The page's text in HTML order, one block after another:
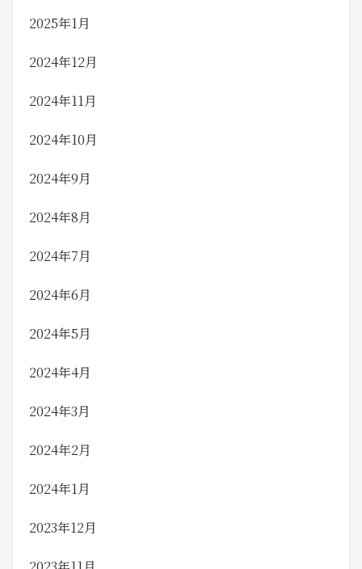
2025年1月
2024年12月
2024年11月
2024年10月
2024年9月
2024年8月
2024年7月
2024年6月
2024年5月
2024年4月
2024年3月
2024年2月
2024年1月
2023年12月